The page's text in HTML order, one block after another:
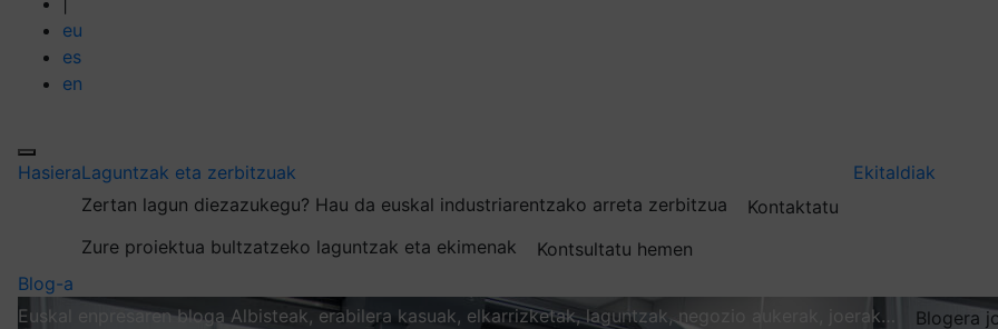
eu
es
en
HasieraLaguntzak eta zerbitzuak
Zertan lagun diezazukegu? Hau da euskal industriarentzako arreta zerbitzua
Kontaktatu
Zure proiektua bultzatzeko laguntzak eta ekimenak
Kontsultatu hemen
Ekitaldiak
Blog-a
Euskal enpresaren bloga Albisteak, erabilera kasuak, elkarrizketak, laguntzak, negozio aukerak, joerak… Blogera